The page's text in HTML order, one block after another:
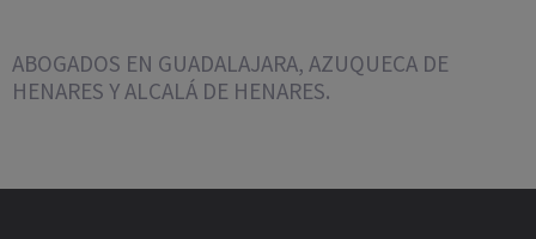
ABOGADOS EN GUADALAJARA, AZUQUECA DE
HENARES Y ALCALÁ DE HENARES.